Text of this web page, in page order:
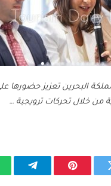
البحرين تعزيز حضورها
من خلال تحركات ترويجية …
بينتيريستتيلقرام